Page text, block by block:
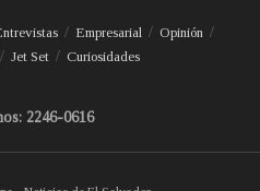
Empresarial
Opinión
Jet Set Curiosidades
2246-0616